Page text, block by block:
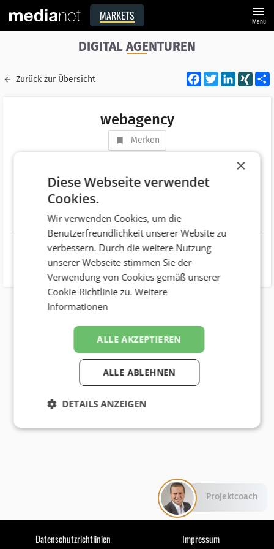
MARKETS menu
Menü
DIGITAL AGENTUREN
Zurück zur Übersicht Facebook
Twitter XING
webagency
Merken
AT 2344 Maria Enzersdorf
Telefonnummer +43 (664) 5140028
Website http://www.web-agency.at/
Datenschutzrichtlinien Impressum
×
Diese Webseite verwendet
Cookies.
Wir verwenden Cookies, um die
Benutzerfreundlichkeit unserer Website zu
verbessern. Durch die weitere Nutzung
unserer Webseite stimmen Sie der
Verwendung von Cookies gemäß unserer
Cookie-Richtlinie zu.Weitere
Informationen
ALLE AKZEPTIEREN
ALLE ABLEHNEN
DETAILS ANZEIGEN
Projektcoach